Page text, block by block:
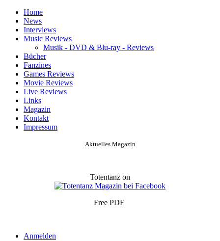
Home
News
Interviews
Music Reviews
Musik - DVD & Blu-ray - Reviews
Bücher
Fanzines
Games Reviews
Movie Reviews
Live Reviews
Links
Magazin
Kontakt
Impressum
Aktuelles Magazin
Totentanz on
Free PDF
Anmelden